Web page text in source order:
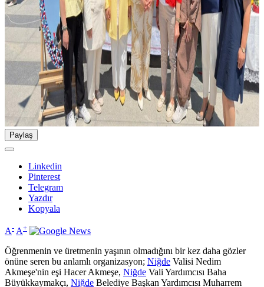
Paylaş
Linkedin
Pinterest
Telegram
Yazdır
Kopyala
A- A+
Öğrenmenin ve üretmenin yaşının olmadığını bir kez daha gözler
önüne seren bu anlamlı organizasyon; Niğde Valisi Nedim
Akmeşe'nin eşi Hacer Akmeşe, Niğde Vali Yardımcısı Baha
Büyükkaymakçı, Niğde Belediye Başkan Yardımcısı Muharrem